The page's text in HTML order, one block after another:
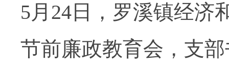
5月24日，罗溪镇经济
节前廉政教育会，支